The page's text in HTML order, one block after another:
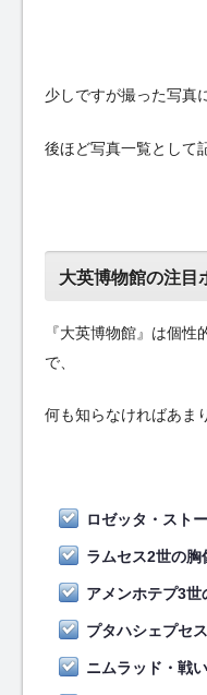
少しですが撮った写真
後ほど写真一覧として
大英博物館の注目
『大英博物館』は個
で、
何も知らなければあま
ロゼッタ・スト
ラムセス2世の胸
アメンホテプ3世
プタハシェプセ
ニムラッド・戦